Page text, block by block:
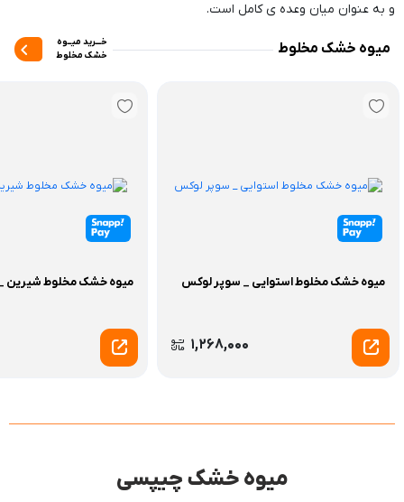
و به عنوان میان وعده ی کامل است.‬‬
میوه خشک مخلوط
خـــرید میــوه
خشک مخلوط
میوه خشک مخلوط استوایی _ سوپر لوکس
1,268,000
میوه خشک مخلوط شیرین
میوه خشک چیپسی